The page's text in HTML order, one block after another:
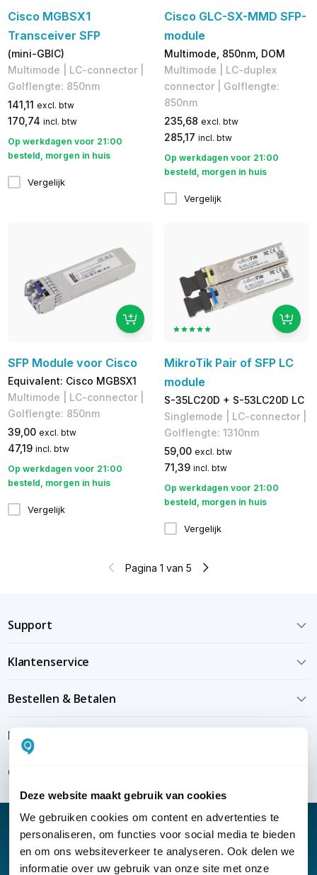
Deze website maakt gebruik van cookies
We gebruiken cookies om content en advertenties te
personaliseren, om functies voor social media te bieden
en om ons websiteverkeer te analyseren. Ook delen we
informatie over uw gebruik van onze site met onze
Cisco MGBSX1
Transceiver SFP
(mini-GBIC)
Multimode | LC-connector |
Golflengte: 850nm
141,11 excl. btw
170,74 incl. btw
Op werkdagen voor 21:00
besteld, morgen in huis
Vergelijk
Cisco GLC-SX-MMD SFP-
module
Multimode, 850nm, DOM
Multimode | LC-duplex
connector | Golflengte:
850nm
235,68 excl. btw
285,17 incl. btw
Op werkdagen voor 21:00
besteld, morgen in huis
Vergelijk
SFP Module voor Cisco
Equivalent: Cisco MGBSX1
Multimode | LC-connector |
Golflengte: 850nm
39,00 excl. btw
47,19 incl. btw
Op werkdagen voor 21:00
besteld, morgen in huis
Vergelijk
MikroTik Pair of SFP LC
module
S-35LC20D + S-53LC20D LC
Singlemode | LC-connector |
Golflengte: 1310nm
59,00 excl. btw
71,39 incl. btw
Op werkdagen voor 21:00
besteld, morgen in huis
Vergelijk
Pagina 1 van 5
Support
Klantenservice
Bestellen & Betalen
Bezorgen & installeren
Over KommaGo